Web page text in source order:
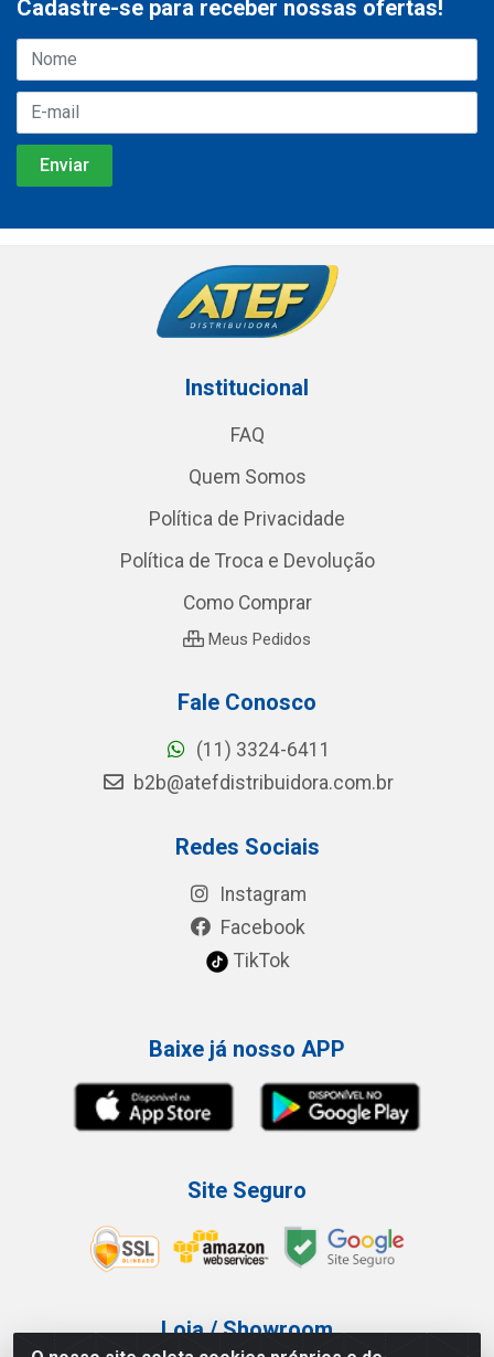
Cadastre-se para receber nossas ofertas!
Institucional
FAQ
Quem Somos
Política de Privacidade
Política de Troca e Devolução
Como Comprar
Meus Pedidos
Fale Conosco
(11) 3324-6411
b2b@atefdistribuidora.com.br
Redes Sociais
Instagram
Facebook
TikTok
Baixe já nosso APP
Site Seguro
Loja / Showroom